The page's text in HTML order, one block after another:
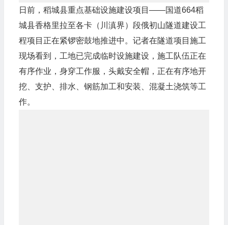
日前，稻城县重点基础设施建设项目——国道664稻
城县香格里拉至各卡（川滇界）段俄初山隧道建设工
程项目正在紧锣密鼓地推进中。记者在隧道项目施工
现场看到，工地已完成临时设施建设，施工队伍正在
有序作业，身穿工作服，头戴安全帽，正在有序地开
挖、支护、排水、钢筋加工和安装、混凝土浇筑等工
作。